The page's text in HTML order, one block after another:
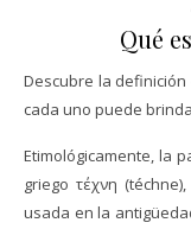
Qué
Descubre la definición de Arte, los diferentes tipos de arte y cómo
cada uno puede
Etimológicamente, la
griego τέχνη
usada en la